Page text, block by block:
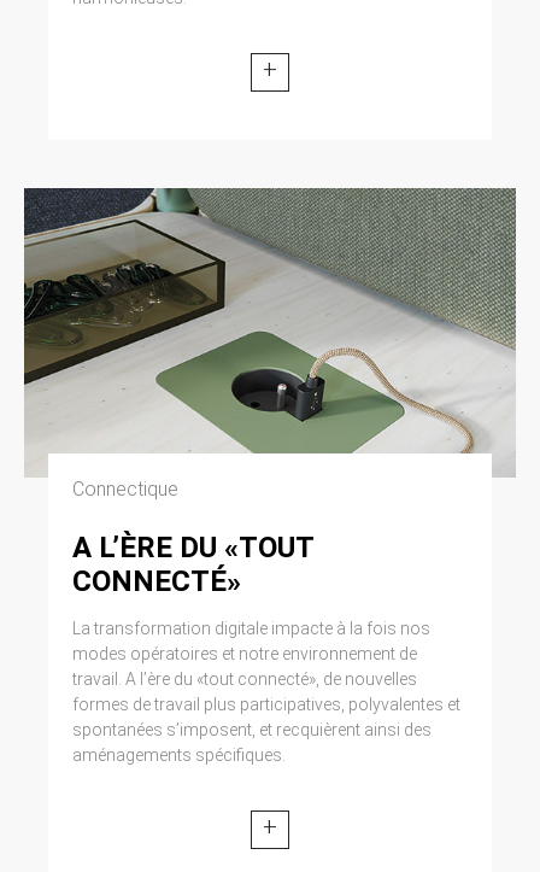
+
Connectique
A L’ÈRE DU «TOUT
CONNECTÉ»
La transformation digitale impacte à la fois nos
modes opératoires et notre environnement de
travail. A l’ère du «tout connecté», de nouvelles
formes de travail plus participatives, polyvalentes et
spontanées s’imposent, et recquièrent ainsi des
aménagements spécifiques.
+